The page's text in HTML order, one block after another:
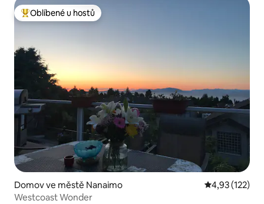
Nejlepší v kategorii Oblíbené u hostů
Oblíbené u hostů
Domov ve městě Nanaimo Průměrné
4,93 (122)
Westcoast Wonder